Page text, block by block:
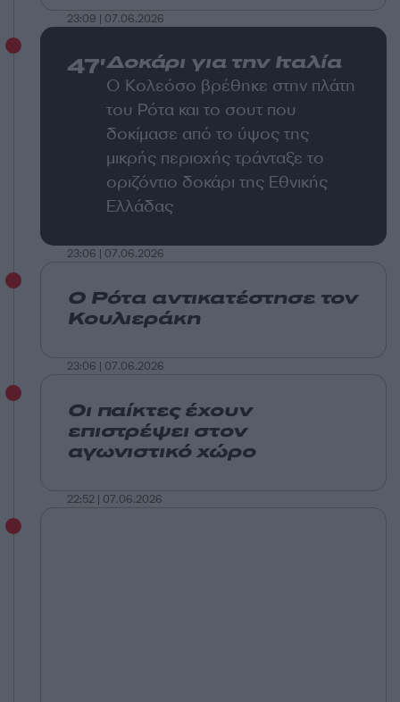
23:09 | 07.06.2026
47'Δοκάρι για την Ιταλία
Ο Κολεόσο βρέθηκε στην πλάτη
του Ρότα και το σουτ που
δοκίμασε από το ύψος της
μικρής περιοχής τράνταξε το
οριζόντιο δοκάρι της Εθνικής
Ελλάδας
23:06 | 07.06.2026
Ο Ρότα αντικατέστησε τον
Κουλιεράκη
23:06 | 07.06.2026
Οι παίκτες έχουν
επιστρέψει στον
αγωνιστικό χώρο
22:52 | 07.06.2026